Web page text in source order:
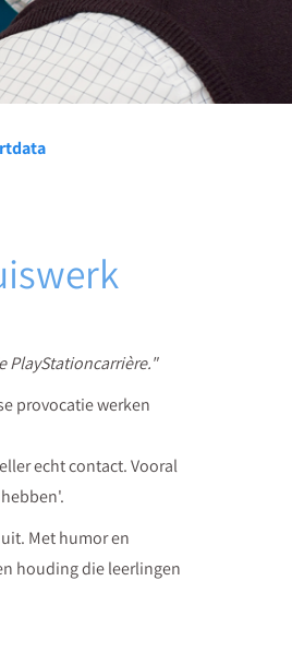
PlayStationcarrière."
provocatie werken
echt contact. Vooral
Met humor en
houding die leerlingen